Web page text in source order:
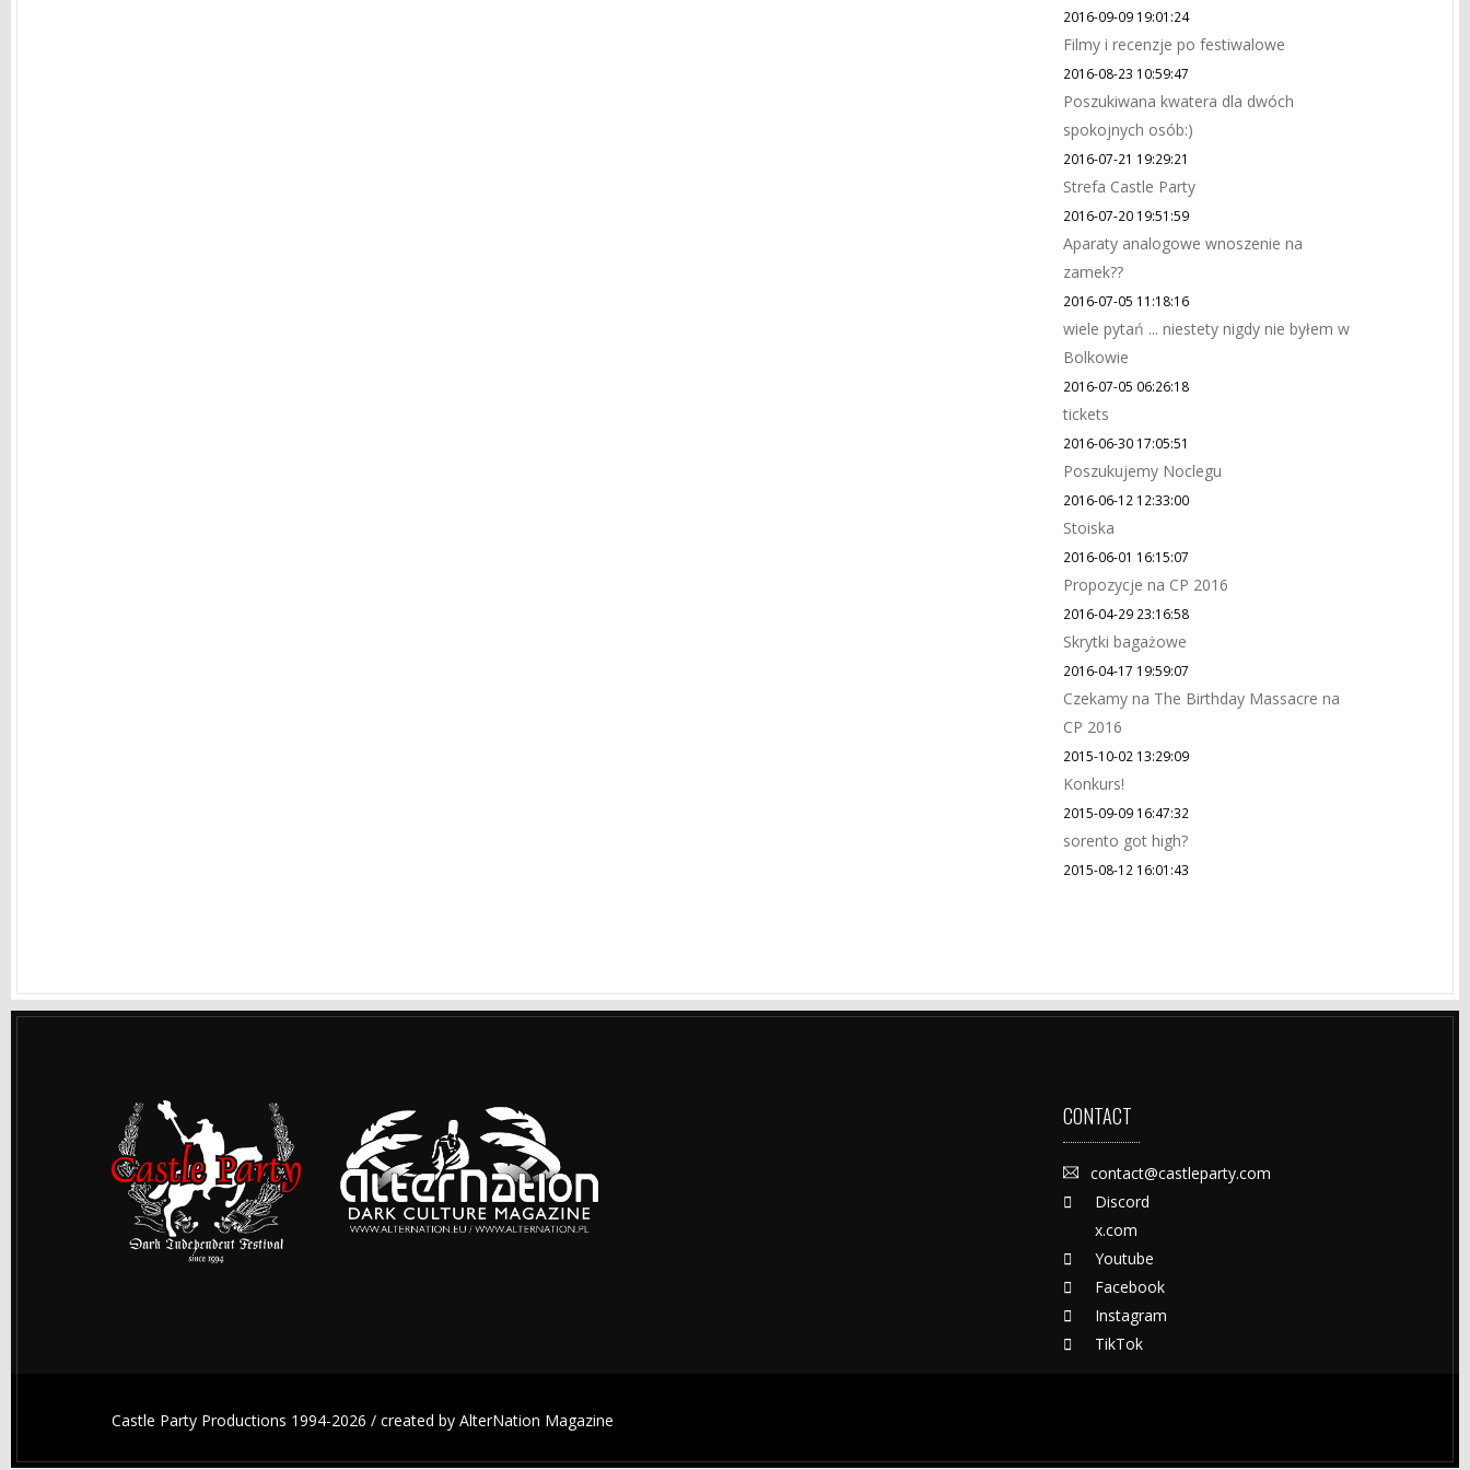
2016-09-09 19:01:24
Filmy i recenzje po festiwalowe
2016-08-23 10:59:47
Poszukiwana kwatera dla dwóch
spokojnych osób:)
2016-07-21 19:29:21
Strefa Castle Party
2016-07-20 19:51:59
Aparaty analogowe wnoszenie na
zamek??
2016-07-05 11:18:16
wiele pytań ... niestety nigdy nie byłem w
Bolkowie
2016-07-05 06:26:18
tickets
2016-06-30 17:05:51
Poszukujemy Noclegu
2016-06-12 12:33:00
Stoiska
2016-06-01 16:15:07
Propozycje na CP 2016
2016-04-29 23:16:58
Skrytki bagażowe
2016-04-17 19:59:07
Czekamy na The Birthday Massacre na
CP 2016
2015-10-02 13:29:09
Konkurs!
2015-09-09 16:47:32
sorento got high?
2015-08-12 16:01:43
CONTACT
contact@castleparty.com
Discord
x.com
Youtube
Facebook
Instagram
TikTok
Castle Party Productions 1994-2026 / created by AlterNation Magazine